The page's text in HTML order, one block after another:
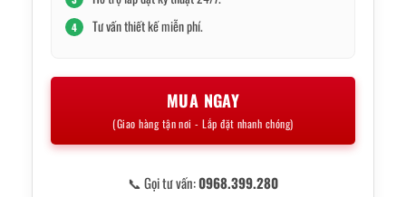
4 Tư vấn thiết kế miễn phí.
MUA NGAY
(Giao hàng tận nơi - Lắp đặt nhanh chóng)
📞 Gọi tư vấn:0968.399.280